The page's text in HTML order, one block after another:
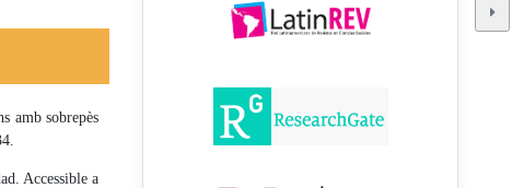
amb sobrepès
Accessible a